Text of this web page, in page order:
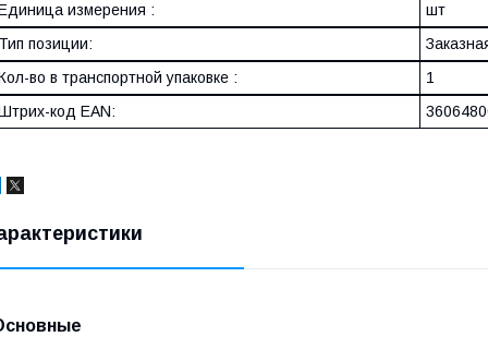
измерения :
шт
Тип позиции:
во в транспортной упаковке :
1
код EAN: